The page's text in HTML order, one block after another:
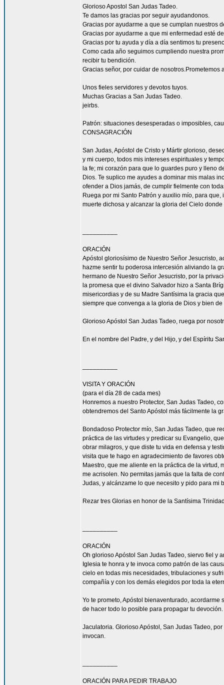
Glorioso Apostol San Judas Tadeo.
Te damos las gracias por seguir ayudandonos.
Gracias por ayudarme a que se cumplan nuestros
Gracias por ayudarme a que mi enfermedad esté
Gracias por tu ayuda y día a día sentimos tu
Como cada año seguimos cumpliendo nuestra
recibir tu bendición.
Gracias señor, por cuidar de
Unos fieles servidores y devotos tuyos.
Muchas Gracias a San Judas Tadeo.
jeirbs.
Patrón: situaciones desesperadas o imposibles,
CONSAGRACIÓN
San Judas, Apóstol de Cristo y Mártir glorioso,
y mi cuerpo, todos mis intereses espirituales y
la fe; mi corazón para que lo guardes puro y lleno
Dios. Te suplico me ayudes a dominar mis malas
ofender a Dios jamás, de cumplir fielmente con
Ruega por mi Santo Patrón y auxilio mío, para
muerte dichosa y alcanzar la gloria del Cielo
ORACIÓN
Apóstol gloriosísimo de Nuestro Señor Jesucristo,
hazme sentir tu poderosa intercesión aliviando la
hermano de Nuestro Señor Jesucristo, por la
la promesa que el divino Salvador hizo a Santa
misericordias y de su Madre Santísima la gracia
siempre que convenga a la gloria de Dios y bien de
Glorioso Apóstol San Judas Tadeo, ruega por
En el nombre del Padre, y del Hijo, y del Espíritu
VISITA Y ORACIÓN
(para el día 28 de cada mes)
Honremos a nuestro Protector, San Judas Tadeo,
obtendremos del Santo Apóstol más fácilmente la
Bondadoso Protector mío, San Judas Tadeo, que
práctica de las virtudes y predicar su Evangelio,
obrar milagros, y que diste tu vida en defensa y
visita que te hago en agradecimiento de favores
Maestro, que me aliente en la práctica de la
me acrisolen. No permitas jamás que la falta de
Judas, y alcánzame lo que necesito y pido para mi
Rezar tres Glorias en honor de la Santísima
ORACIÓN
Oh glorioso Apóstol San Judas Tadeo, siervo fiel y
Iglesia te honra y te invoca como patrón de las
cielo en todas mis necesidades, tribulaciones y
compañía y con los demás elegidos por toda la
Yo te prometo, Apóstol bienaventurado,
de hacer todo lo posible para propagar tu devoción.
Jaculatoria. Glorioso Apóstol, San Judas Tadeo,
invocan.
ORACIÓN PARA PEDIR TRABAJO